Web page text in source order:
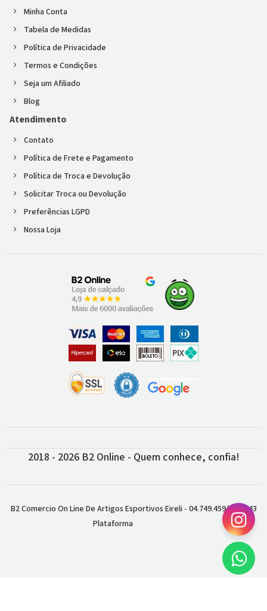
Minha Conta
Tabela de Medidas
Política de Privacidade
Termos e Condições
Seja um Afiliado
Blog
Atendimento
Contato
Política de Frete e Pagamento
Política de Troca e Devolução
Solicitar Troca ou Devolução
Preferências LGPD
Nossa Loja
2018 - 2026 B2 Online - Quem conhece, confia!
B2 Comercio On Line De Artigos Esportivos Eireli - 04.749.459/0001-43
Plataforma